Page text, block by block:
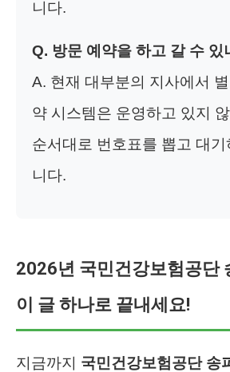
니다.
Q. 방문 예약을 하고 갈 수 있
A. 현재 대부분의 지사에서
약 시스템은 운영하고 있지
순서대로 번호표를 뽑고 대기
니다.
2026년 국민건강보험공단
이 글 하나로 끝내세요!
지금까지 국민건강보험공단 송